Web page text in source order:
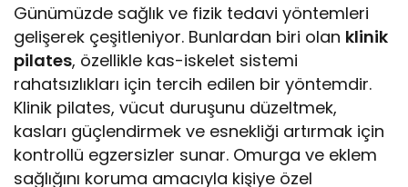
Günümüzde sağlık ve fizik tedavi yöntemleri
gelişerek çeşitleniyor. Bunlardan biri olan klinik
pilates, özellikle kas-iskelet sistemi
rahatsızlıkları için tercih edilen bir yöntemdir.
Klinik pilates, vücut duruşunu düzeltmek,
kasları güçlendirmek ve esnekliği artırmak için
kontrollü egzersizler sunar. Omurga ve eklem
sağlığını koruma amacıyla kişiye özel